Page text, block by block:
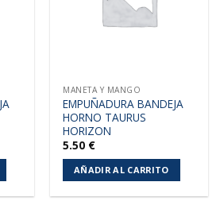
MANETA Y MANGO
EMPUÑADURA BANDEJA
HORNO TAURUS
HORIZON
5.50 €
AÑADIR AL CARRITO